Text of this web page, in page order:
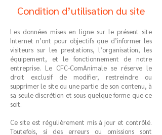
Condition d’utilisation du site
Les données mises en ligne sur le présent site
Internet n’ont pour objectifs que d’informer les
visiteurs sur les prestations, l’organisation, les
équipement, et le fonctionnement de notre
entreprise. Le CFC-ComAnimale se réserve le
droit exclusif de modifier, restreindre ou
supprimer le site ou une partie de son contenu, à
sa seule discrétion et sous quelque forme que ce
soit.
Ce site est régulièrement mis à jour et contrôlé.
Toutefois, si des erreurs ou omissions sont